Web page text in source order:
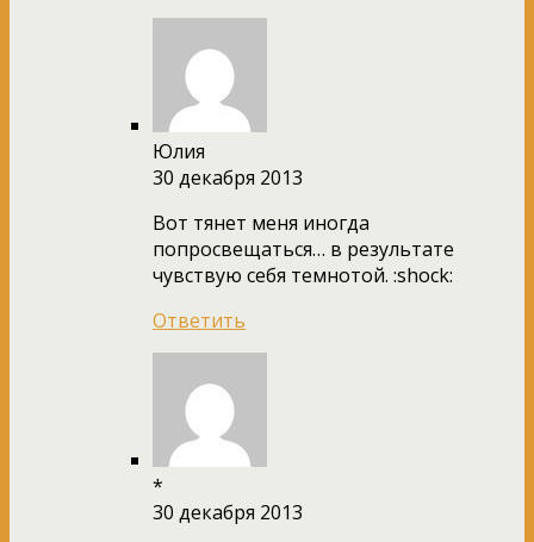
Юлия
30 декабря 2013
Вот тянет меня иногда
попросвещаться… в результате
чувствую себя темнотой. :shock:
Ответить
*
30 декабря 2013